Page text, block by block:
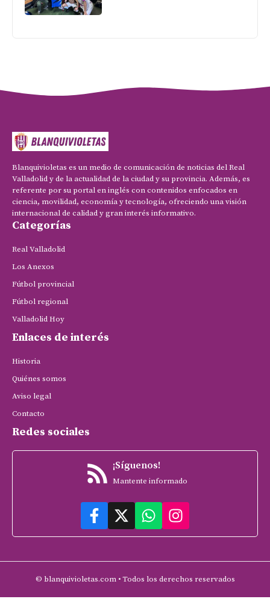
Blanquivioletas es un medio de comunicación de noticias del Real
Valladolid y de la actualidad de la ciudad y su provincia. Además, es
referente por su portal en inglés con contenidos enfocados en
ciencia, movilidad, economía y tecnología, ofreciendo una visión
internacional de calidad y gran interés informativo.
Categorías
Real Valladolid
Los Anexos
Fútbol provincial
Fútbol regional
Valladolid Hoy
Enlaces de interés
Historia
Quiénes somos
Aviso legal
Contacto
Redes sociales
¡Síguenos!
Mantente informado
© blanquivioletas.com • Todos los derechos reservados